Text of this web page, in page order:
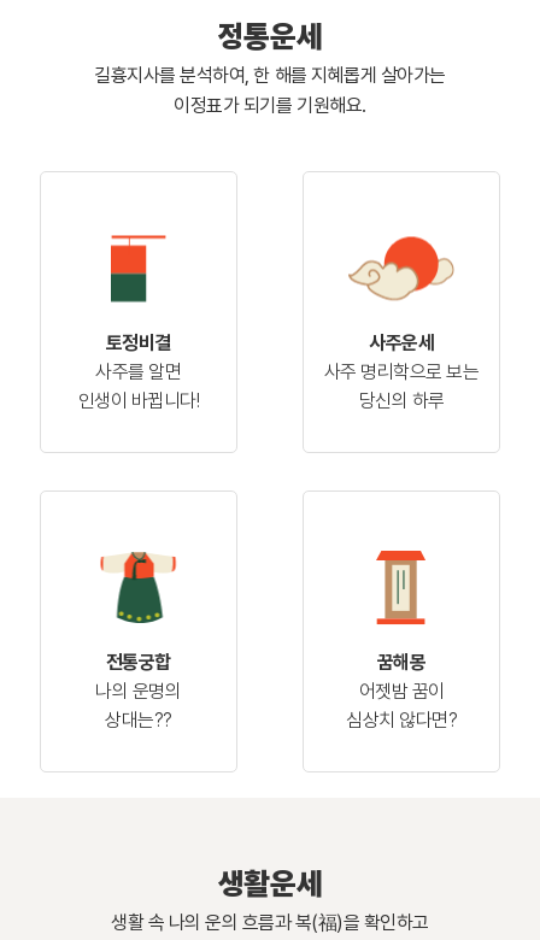
정통운세
길흉지사를 분석하여, 한 해를 지혜롭게 살아가는
이정표가 되기를 기원해요.
토정비결
사주를 알면
인생이 바뀝니다!
사주운세
사주 명리학으로 보는
당신의 하루
전통궁합
나의 운명의
상대는??
꿈해몽
어젯밤 꿈이
심상치 않다면?
생활운세
생활 속 나의 운의 흐름과 복(福)을 확인하고